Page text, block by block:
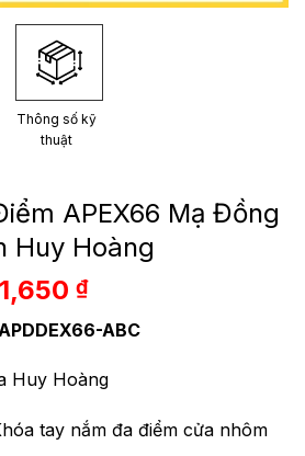
Thông số kỹ
thuật
APEX66 Mạ Đồng
Huy Hoàng
₫.
₫Giá
tại
551,650 ₫.
ABC
Huy Hoàng
tay nắm đa điểm cửa nhôm